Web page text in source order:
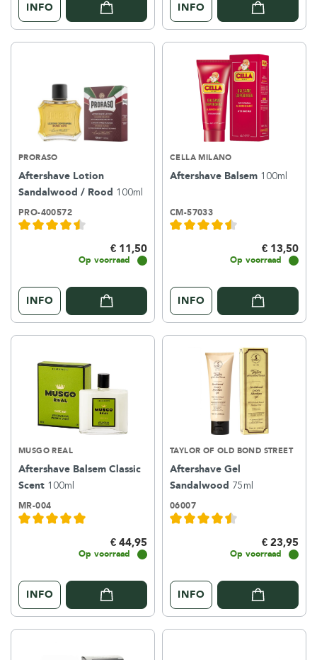
INFO INFO
PRORASO
Aftershave Lotion
Sandalwood / Rood 100ml
PRO-400572
€ 11,50
Op voorraad
INFO
CELLA MILANO
Aftershave Balsem 100ml
CM-57033
€ 13,50
Op voorraad
INFO
MUSGO REAL
Aftershave Balsem Classic
Scent 100ml
MR-004
€ 44,95
Op voorraad
INFO
TAYLOR OF OLD BOND STREET
Aftershave Gel
Sandalwood 75ml
06007
€ 23,95
Op voorraad
INFO